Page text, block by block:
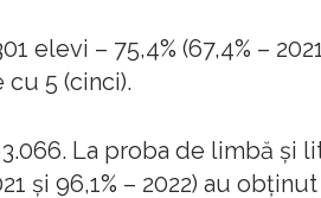
elevi – 75,4% (67,4% –
5 (cinci).
La proba de limbă şi
și 96,1% – 2022) au